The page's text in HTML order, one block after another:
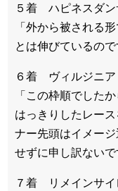
５着 ハピネスダン
「外から被される
とは伸びているの
６着 ヴィルジニア
「この枠順でした
はっきりしたレー
ナー先頭はイメー
せずに申し訳ないで
７着 リメインサイ